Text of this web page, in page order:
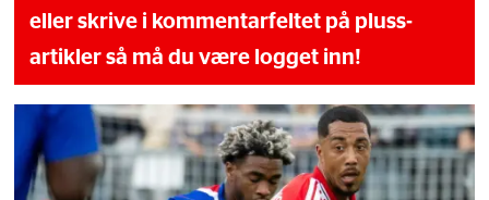
eller skrive i kommentarfeltet på pluss-
artikler så må du være logget inn!